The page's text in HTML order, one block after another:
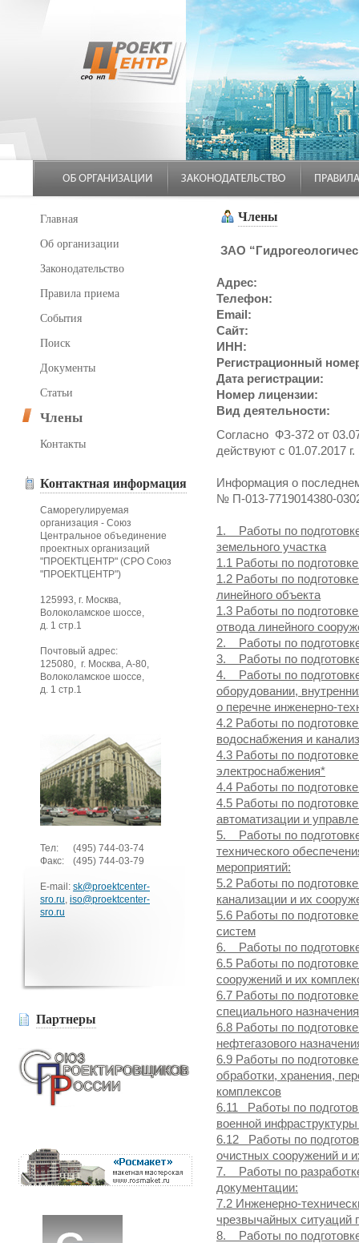
Главная
Об организации
Законодательство
Правила приема
События
Поиск
Документы
Статьи
Члены
Контакты
Контактная информация
Саморегулируемая
организация - Союз
Центральное объединение
проектных организаций
"ПРОЕКТЦЕНТР" (СРО Союз
"ПРОЕКТЦЕНТР")
125993, г. Москва,
Волоколамское шоссе,
д. 1 стр.1
Почтовый адрес:
125080, г. Москва, А-80,
Волоколамское шоссе,
д. 1 стр.1
Тел: (495) 744-03-74
Факс:
(495) 744-03-79
E-mail: sk@proektcenter-
sro.ru, iso@proektcenter-
sro.ru
Партнеры
Члены
ЗАО
Адрес:
Телефон:
Email:
Сайт:
ИНН:
Регистрационный
Дата регистрации:
Номер лицензии:
Вид деятельности:
Согласно ФЗ-372 от
действуют с 01.07.2017 г.
Информация о
№ П-013-7719014380-
1. Работы по
земельного участка
1.1 Работы по
1.2 Работы по
линейного объекта
1.3 Работы по
отвода линейного
2. Работы по
3. Работы по
4. Работы по
оборудовании,
о перечне инженерно-
4.2 Работы по
водоснабжения и
4.3 Работы по
электроснабжения*
4.4 Работы по
4.5 Работы по
автоматизации и
5. Работы по
технического
мероприятий:
5.2 Работы по
канализации и их
5.6 Работы по
систем
6. Работы по
6.5 Работы по
сооружений и их
6.7 Работы по
специального
6.8 Работы по
нефтегазового
6.9 Работы по
обработки, хранения,
комплексов
6.11 Работы по
военной
6.12 Работы по
очистных сооружений и
7. Работы по
документации:
7.2 Инженерно-
чрезвычайных ситуаций
8. Работы по подготовке